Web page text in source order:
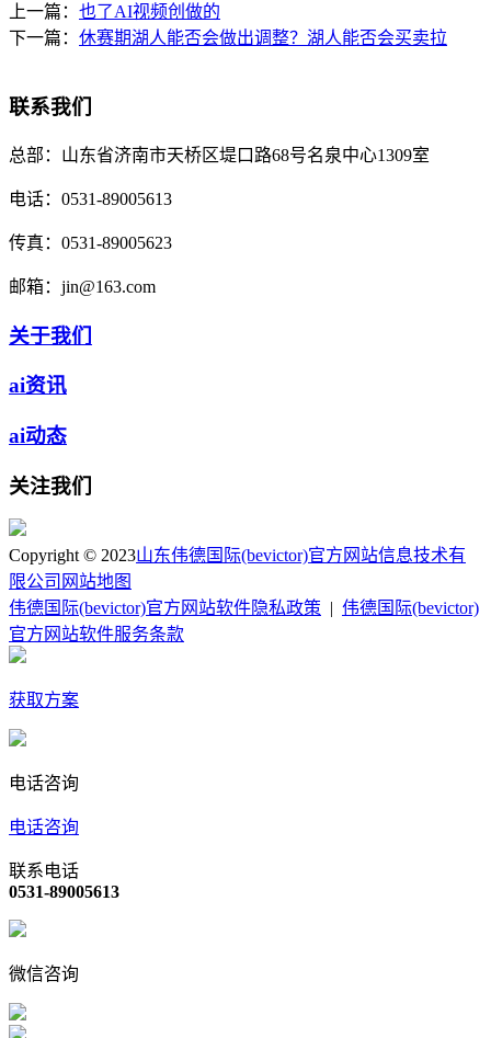
上一篇： 也了AI视频创做的
下一篇： 休赛期湖人能否会做出调整？湖人能否会买卖拉
联系我们
总部： 山东省济南市天桥区堤口路68号名泉中心1309室
电话： 0531-89005613
传真： 0531-89005623
邮箱： jin@163.com
关于我们
ai资讯
ai动态
关注我们
Copyright © 2023山东伟德国际(bevictor)官方网站信息技术有
限公司 网站地图
伟德国际(bevictor)官方网站软件隐私政策
伟德国际(bevictor)
官方网站软件服务条款
获取方案
电话咨询
电话咨询
联系电话
0531-89005613
微信咨询